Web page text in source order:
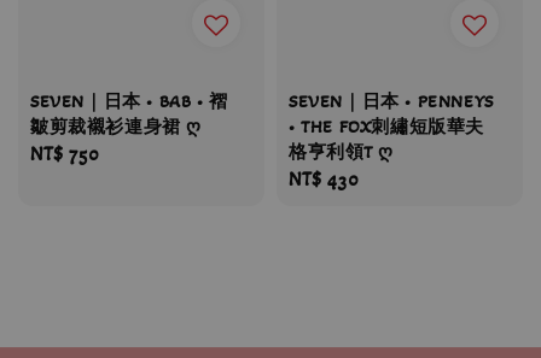
SEVEN｜日本 • BAB • 褶
皺剪裁襯衫連身裙 ღ
Regular
NT$ 750
SEVEN｜日本 • PENNEYS
• THE FOX刺繡短版華夫
格亨利領T ღ
Regular
NT$ 430